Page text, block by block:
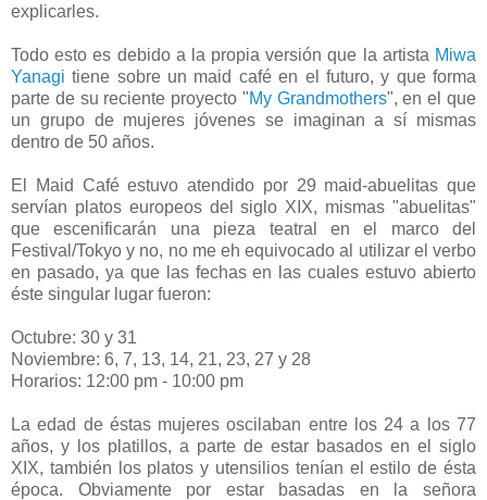
explicarles.
Todo esto es debido a la propia versión que la artista Miwa
Yanagi tiene sobre un maid café en el futuro, y que forma
parte de su reciente proyecto "My Grandmothers", en el que
un grupo de mujeres jóvenes se imaginan a sí mismas
dentro de 50 años.
El Maid Café estuvo atendido por 29 maid-abuelitas que
servían platos europeos del siglo XIX, mismas "abuelitas"
que escenificarán una pieza teatral en el marco del
Festival/Tokyo y no, no me eh equivocado al utilizar el verbo
en pasado, ya que las fechas en las cuales estuvo abierto
éste singular lugar fueron:
Octubre: 30 y 31
Noviembre: 6, 7, 13, 14, 21, 23, 27 y 28
Horarios: 12:00 pm - 10:00 pm
La edad de éstas mujeres oscilaban entre los 24 a los 77
años, y los platillos, a parte de estar basados en el siglo
XIX, también los platos y utensilios tenían el estilo de ésta
época. Obviamente por estar basadas en la señora